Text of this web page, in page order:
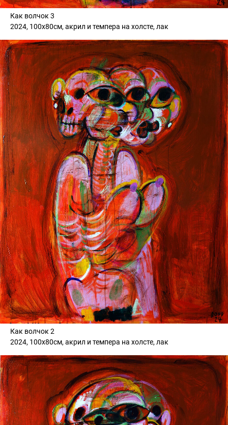
Как волчок 3
2024, 100х80см, акрил и темпера на холсте, лак
Как волчок 2
2024, 100х80см, акрил и темпера на холсте, лак